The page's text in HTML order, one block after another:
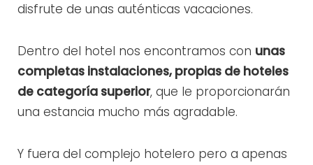
disfrute de unas auténticas vacaciones.
Dentro del hotel nos encontramos con unas
completas instalaciones, propias de hoteles
de categoría superior, que le proporcionarán
una estancia mucho más agradable.
Y fuera del complejo hotelero pero a apenas